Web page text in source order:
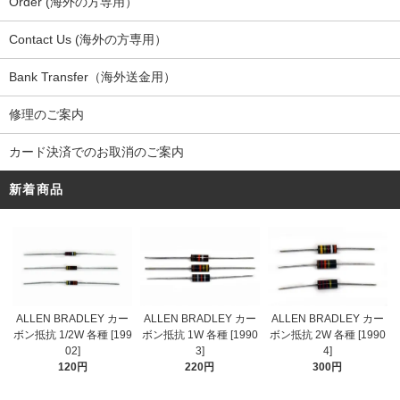
Contact Us (海外の方専用）
Bank Transfer（海外送金用）
修理のご案内
カード決済でのお取消のご案内
新着商品
ALLEN BRADLEY カー
ボン抵抗 1/2W 各種 [199
02]
120円
ALLEN BRADLEY カー
ボン抵抗 1W 各種 [1990
3]
220円
ALLEN BRADLEY カー
ボン抵抗 2W 各種 [1990
4]
300円